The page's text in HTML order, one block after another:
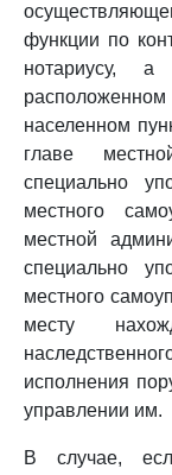
функции по
нотариусу,
населенном
главе
специально
местного
местной
специально
местного
месту
исполнения
управлении им.
В случае,